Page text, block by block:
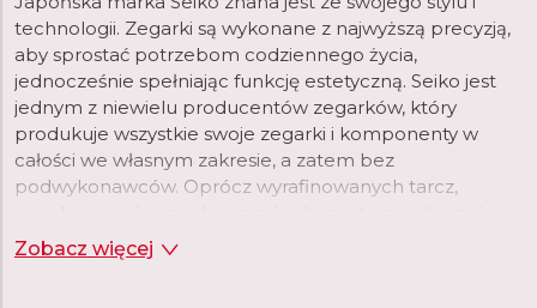
technologii. Zegarki są wykonane z najwyższą precyzją,
aby sprostać potrzebom codziennego życia,
jednocześnie spełniając funkcję estetyczną. Seiko jest
jednym z niewielu producentów zegarków, który
produkuje wszystkie swoje zegarki i komponenty w
całości we własnym zakresie, a zatem bez
podwykonawców. Oprócz wyrafinowanych tarcz,
Seiko produkuje we własnych fabrykach, na przykład
smary stosowane w zegarkach lub powłoki
Zobacz więcej